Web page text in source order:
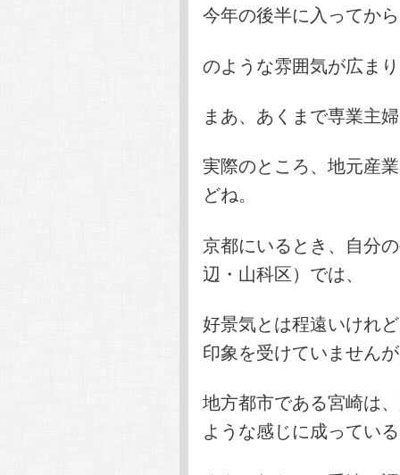
今年の後半に入ってか
のような雰囲気が広ま
まあ、あくまで専業主
実際のところ、地元産
どね。
京都にいるとき、自分
辺・山科区）では、
好景気とは程遠いけれ
印象を受けていません
地方都市である宮崎は
ような感じに成ってい